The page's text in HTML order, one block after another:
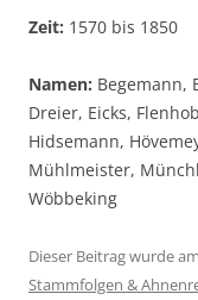
Zeit: 1570 bis 1850
Namen: Begemann,
Dreier, Eicks,
Hidsemann,
Mühlmeister,
Wöbbeking
Dieser Beitrag wurde am
Stammfolgen &